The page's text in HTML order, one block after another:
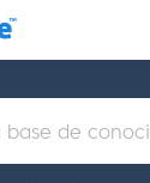
Clientes